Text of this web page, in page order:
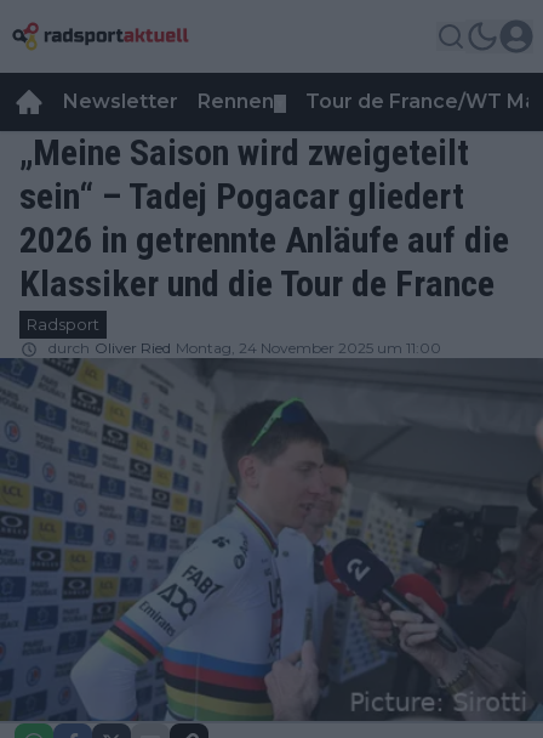
Newsletter Rennen Tour de France/WT
„Meine Saison wird zweigeteilt
sein“ – Tadej Pogacar gliedert
2026 in getrennte Anläufe auf die
Klassiker und die Tour de France
Radsport
durch Oliver Ried Montag, 24 November 2025 um 11:00